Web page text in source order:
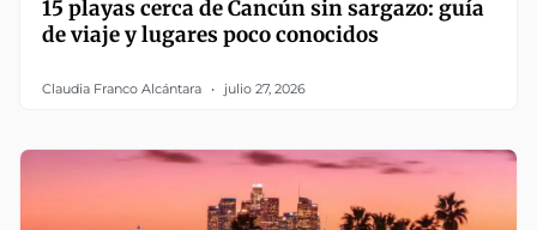
15 playas cerca de Cancún sin sargazo: guía
de viaje y lugares poco conocidos
Claudia Franco Alcántara julio 27, 2026